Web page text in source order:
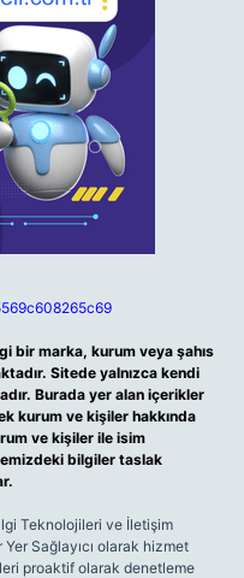
bir marka, kurum veya şahıs
Sitede yalnızca kendi
Burada yer alan içerikler
kurum ve kişiler hakkında
ve kişiler ile isim
bilgiler taslak
Teknolojileri ve İletişim
Sağlayıcı olarak hizmet
proaktif olarak denetleme